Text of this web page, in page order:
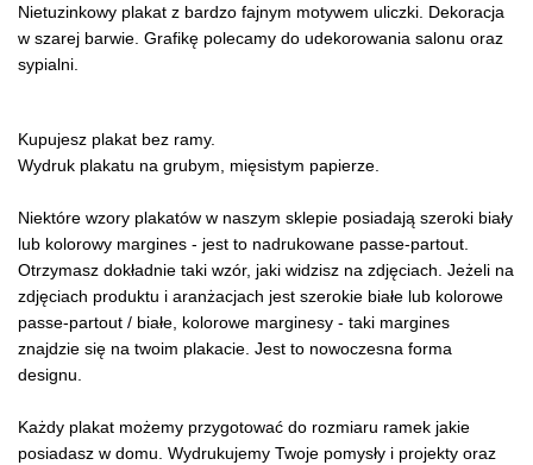
Nietuzinkowy plakat z bardzo fajnym motywem uliczki. Dekoracja
w szarej barwie. Grafikę polecamy do udekorowania salonu oraz
sypialni.
Kupujesz plakat bez ramy.
Wydruk plakatu na grubym, mięsistym papierze.
Niektóre wzory plakatów w naszym sklepie posiadają szeroki biały
lub kolorowy margines - jest to nadrukowane passe-partout.
Otrzymasz dokładnie taki wzór, jaki widzisz na zdjęciach. Jeżeli na
zdjęciach produktu i aranżacjach jest szerokie białe lub kolorowe
passe-partout / białe, kolorowe marginesy - taki margines
znajdzie się na twoim plakacie. Jest to nowoczesna forma
designu.
Każdy plakat możemy przygotować do rozmiaru ramek jakie
posiadasz w domu. Wydrukujemy Twoje pomysły i projekty oraz